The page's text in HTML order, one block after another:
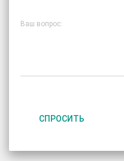
Ваш вопрос:
СПРОСИТЬ